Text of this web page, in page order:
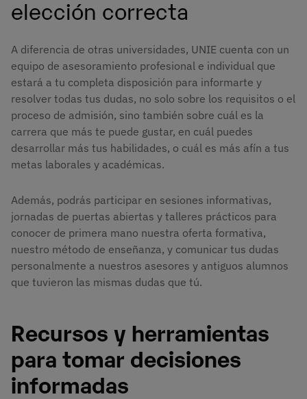
elección correcta
A diferencia de otras universidades, UNIE cuenta con un
equipo de asesoramiento profesional e individual que
estará a tu completa disposición para informarte y
resolver todas tus dudas, no solo sobre los requisitos o el
proceso de admisión, sino también sobre cuál es la
carrera que más te puede gustar, en cuál puedes
desarrollar más tus habilidades, o cuál es más afín a tus
metas laborales y académicas.
Además, podrás participar en sesiones informativas,
jornadas de puertas abiertas y talleres prácticos para
conocer de primera mano nuestra oferta formativa,
nuestro método de enseñanza, y comunicar tus dudas
personalmente a nuestros asesores y antiguos alumnos
que tuvieron las mismas dudas que tú.
Recursos y herramientas
para tomar decisiones
informadas